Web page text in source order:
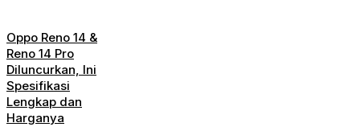
Oppo Reno 14 &
Reno 14 Pro
Diluncurkan, Ini
Spesifikasi
Lengkap dan
Harganya